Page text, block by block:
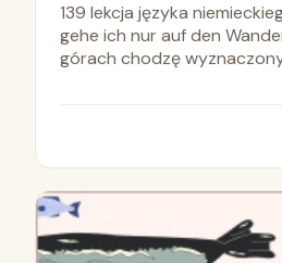
139 lekcja języka
gehe ich nur auf den
górach chodzę